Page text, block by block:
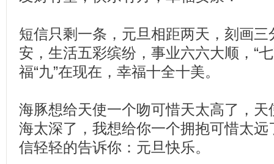
短信只剩一条，元旦相距两天，刻画
安，生活五彩缤纷，事业六六大顺，“
福“九”在现在，幸福十全十美。
海豚想给天使一个吻可惜天太高了，
海太深了，我想给你一个拥抱可惜太
信轻轻的告诉你：元旦快乐。